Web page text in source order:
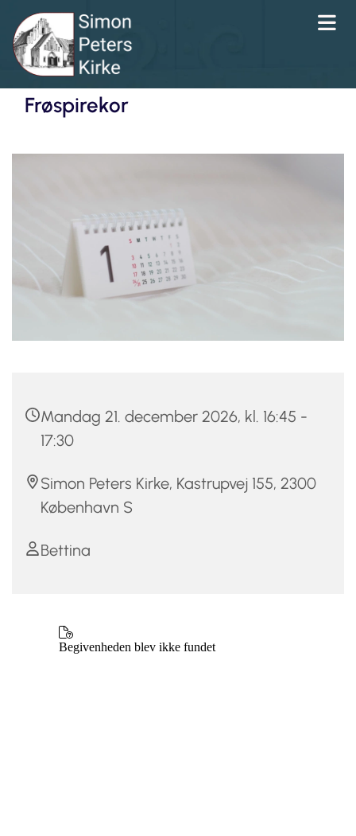
Frøspirekor
Mandag 21. december 2026, kl. 16:45 -
17:30
Simon Peters Kirke, Kastrupvej 155, 2300
København S
Bettina